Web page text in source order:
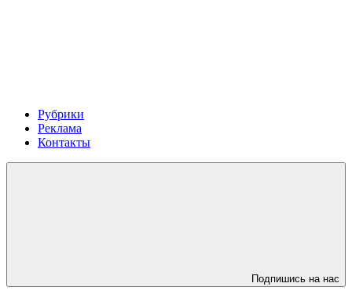
Рубрики
Реклама
Контакты
Подпишись на нас